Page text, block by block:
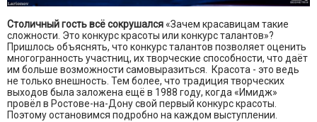
Столичный гость всё сокрушался«Зачем красавицам такие
сложности. Это конкурс красоты или конкурс талантов»?
Пришлось объяснять, что конкурс талантов позволяет оценить
многогранность участниц, их творческие способности, что даёт
им больше возможности самовыразиться. Красота - это ведь
не только внешность. Тем более, что традиция творческих
выходов была заложена ещё в 1988 году, когда «Имидж»
провёл в Ростове-на-Дону свой первый конкурс красоты.
Поэтому остановимся подробно на каждом выступлении.